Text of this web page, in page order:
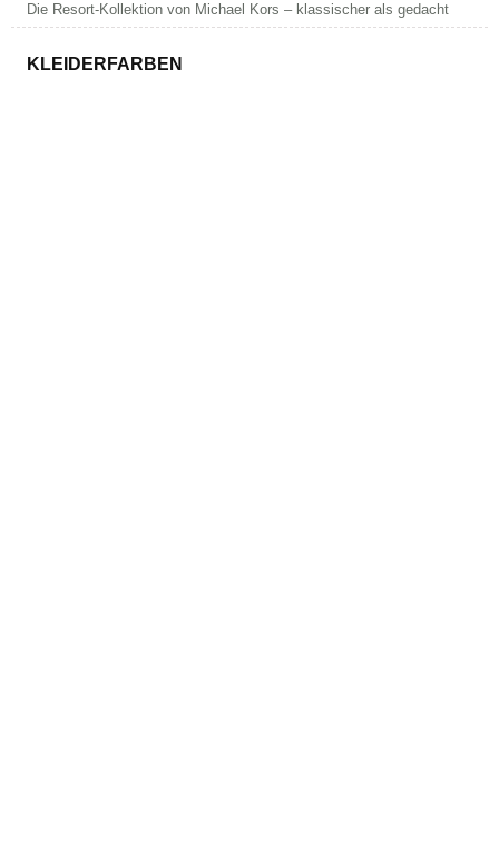
Die Resort-Kollektion von Michael Kors – klassischer als gedacht
KLEIDERFARBEN